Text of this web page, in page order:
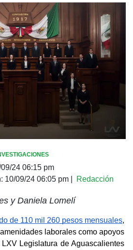
24 06:15 pm
10/09/24 06:05 pm| Redacción
y Daniela Lomelí
de 110 mil 260 pesos mensuales,
laborales como apoyos
Legislatura de Aguascalientes